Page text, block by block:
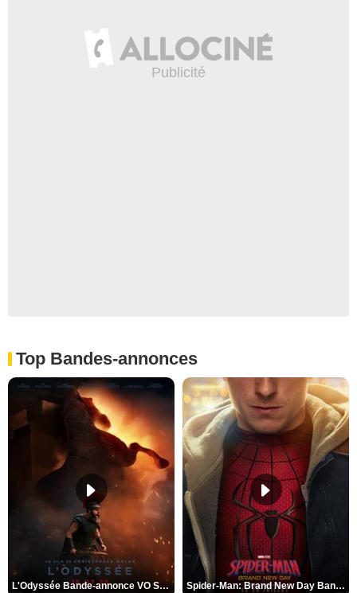
Top Bandes-annonces
L'Odyssée Bande-annonce VO STFR Spider-Man: Brand New Day Bande-annonce VO STFR